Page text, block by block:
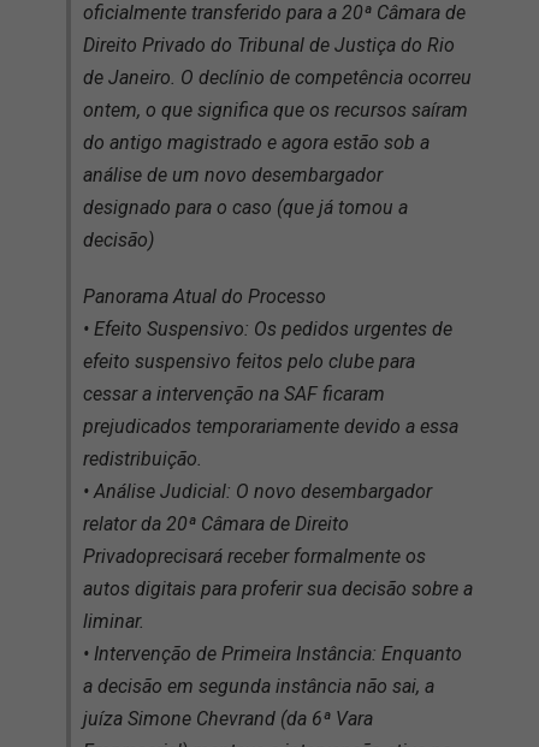
oficialmente transferido para a 20ª Câmara de
Direito Privado do Tribunal de Justiça do Rio
de Janeiro. O declínio de competência ocorreu
ontem, o que significa que os recursos saíram
do antigo magistrado e agora estão sob a
análise de um novo desembargador
designado para o caso (que já tomou a
decisão)
Panorama Atual do Processo
• Efeito Suspensivo: Os pedidos urgentes de
efeito suspensivo feitos pelo clube para
cessar a intervenção na SAF ficaram
prejudicados temporariamente devido a essa
redistribuição.
• Análise Judicial: O novo desembargador
relator da 20ª Câmara de Direito
Privadoprecisará receber formalmente os
autos digitais para proferir sua decisão sobre a
liminar.
• Intervenção de Primeira Instância: Enquanto
a decisão em segunda instância não sai, a
juíza Simone Chevrand (da 6ª Vara